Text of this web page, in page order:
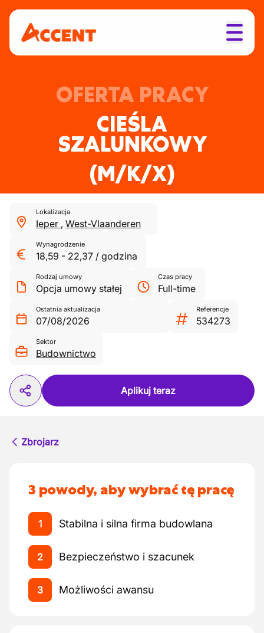
OFERTA PRACY
CIEŚLA
SZALUNKOWY
(M/K/X)
Lokalizacja
Ieper , West-Vlaanderen
Wynagrodzenie
18,59 - 22,37 / godzina
Rodzaj umowy
Opcja umowy stałej
Czas pracy
Full-time
Ostatnia aktualizacja
07/08/2026
Referencje
534273
Sektor
Budownictwo
Aplikuj teraz
Zbrojarz
3 powody, aby wybrać tę pracę
1 Stabilna i silna firma budowlana
2 Bezpieczeństwo i szacunek
3 Możliwości awansu